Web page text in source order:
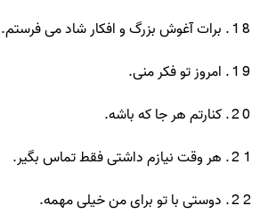
برات آغوش بزرگ و افکار شاد می فرستم.
امروز تو فکر منی.
کنارتم هر جا که باشه.
هر وقت نیازم داشتی فقط تماس بگیر.
دوستی با تو برای من خیلی مهمه.